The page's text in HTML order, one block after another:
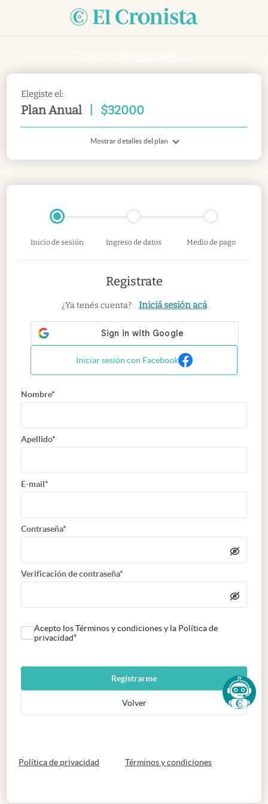
Elegiste el:
Plan Anual $32000
Mostrar detalles del plan
Inicio de sesión Ingreso de datos Medio de pago
Registrate
¿Ya tenés cuenta? Iniciá sesión acá
Iniciar sesión con Facebook
Nombre*
Apellido*
E-mail*
Contraseña*
Verificación de contraseña*
Acepto los Términos y condiciones y la Política de
privacidad*
Registrarme
Volver
Política de privacidad abre en nueva pestaña
Términos y condicionesabre en nueva